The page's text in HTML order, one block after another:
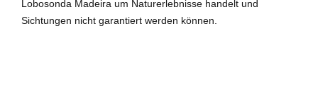
Lobosonda Madeira um Naturerlebnisse handelt und
Sichtungen nicht garantiert werden können.